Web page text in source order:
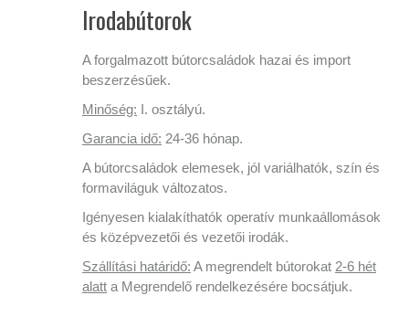
Irodabútorok
A forgalmazott bútorcsaládok hazai és import
beszerzésűek.
Minőség: I. osztályú.
Garancia idő: 24-36 hónap.
A bútorcsaládok elemesek, jól variálhatók, szín és
formaviláguk változatos.
Igényesen kialakíthatók operatív munkaállomások
és középvezetői és vezetői irodák.
Szállítási határidő: A megrendelt bútorokat 2-6 hét
alatt a Megrendelő rendelkezésére bocsátjuk.